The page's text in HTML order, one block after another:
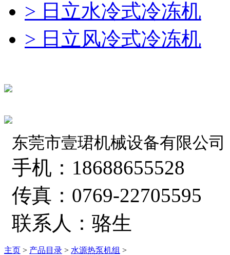
> 日立水冷式冷冻机
> 日立风冷式冷冻机
东莞市壹珺机械设备有限公司
手机：18688655528
传真：0769-22705595
联系人：骆生
主页 > 产品目录 > 水源热泵机组 >